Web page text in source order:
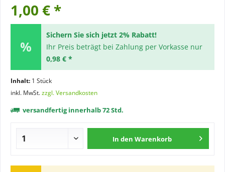
1,00 € *
Sichern Sie sich jetzt 2% Rabatt!
Ihr Preis beträgt bei Zahlung per Vorkasse nur
0,98 € *
Inhalt: 1 Stück
inkl. MwSt.zzgl. Versandkosten
versandfertig innerhalb 72 Std.
In den Warenkorb